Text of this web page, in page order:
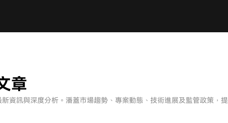
章
資訊與深度分析。潘蓋市場趨勢、專案動態、技術進展及監管政策，提